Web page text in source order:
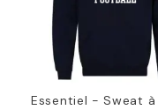
Essentiel - Sweat à